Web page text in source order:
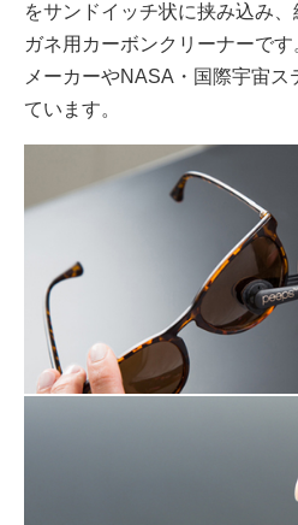
をサンドイッチ状に挟み込み
ガネ用カーボンクリーナーで
メーカーやNASA・国際宇宙
ています。